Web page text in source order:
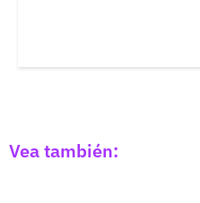
Vea también: